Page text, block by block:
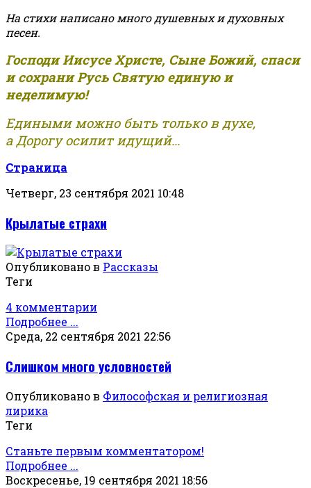
На стихи написано много душевных и духовных
песен.
Господи Иисусе Христе, Сыне Божий, спаси
и сохрани Русь Святую единую и
неделимую!
Едиными можно быть только в духе,
а Дорогу осилит идущий...
Страница
Четверг, 23 сентября 2021 10:48
Крылатые страхи
Опубликовано в Рассказы
Теги
4 комментарии
Подробнее ...
Среда, 22 сентября 2021 22:56
Слишком много условностей
Опубликовано в Философская и религиозная
лирика
Теги
Станьте первым комментатором!
Подробнее ...
Воскресенье, 19 сентября 2021 18:56